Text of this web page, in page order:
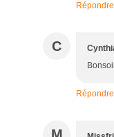
Répondre
C
Répondre